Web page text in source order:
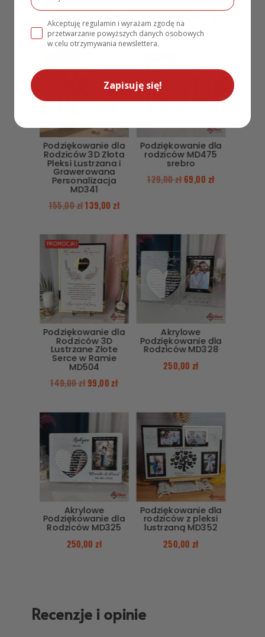
Podobne produkty
Podziękowanie dla
Rodziców 3D Złota
Pleksi Lustrzana i
Grawerowana
Personalizacja
MD341
155,00zł139,00 zł
Podziękowanie dla
rodziców MD475
srebro
129,00zł69,00 zł
PROMOCJA!
Podziękowanie dla
Rodziców 3D
Lustrzane Złote
Serce w Ramie
MD504
149,00zł99,00zł
Akrylowe
Podziękowanie dla
Rodziców MD328
250,00 zł
Akrylowe
Podziękowanie dla
Rodziców MD325
250,00zł
Podziękowanie dla
rodziców z pleksi
lustrzaną MD352
250,00 zł
Recenzje i opinie
Akceptuję regulamin i wyrażam zgodę na
przetwarzanie powyższych danych osobowych
w celu otrzymywania newslettera.
Zapisuję się!